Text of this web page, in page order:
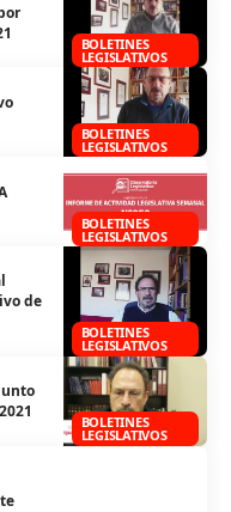
BOLETINES
LEGISLATIVOS
BOLETINES
LEGISLATIVOS
BOLETINES
LEGISLATIVOS
BOLETINES
LEGISLATIVOS
de
BOLETINES
LEGISLATIVOS